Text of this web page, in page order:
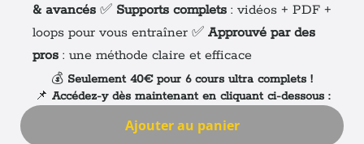
& avancés ✅ Supports complets : vidéos + PDF +
loops pour vous entraîner ✅ Approuvé par des
pros : une méthode claire et efficace
💰 Seulement 40€ pour 6 cours ultra complets !
📌 Accédez-y dès maintenant en cliquant ci-dessous :
Ajouter au panier